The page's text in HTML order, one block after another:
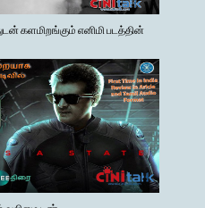
களமிறங்கும் எனிமி படத்தின்